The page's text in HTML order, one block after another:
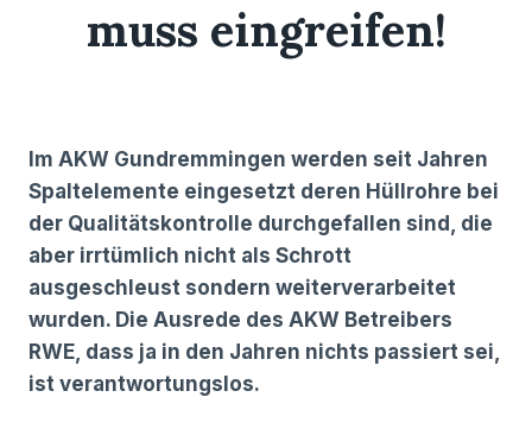
muss eingreifen!
Im AKW Gundremmingen werden seit Jahren
Spaltelemente eingesetzt deren Hüllrohre bei
der Qualitätskontrolle durchgefallen sind, die
aber irrtümlich nicht als Schrott
ausgeschleust sondern weiterverarbeitet
wurden. Die Ausrede des AKW Betreibers
RWE, dass ja in den Jahren nichts passiert sei,
ist verantwortungslos.